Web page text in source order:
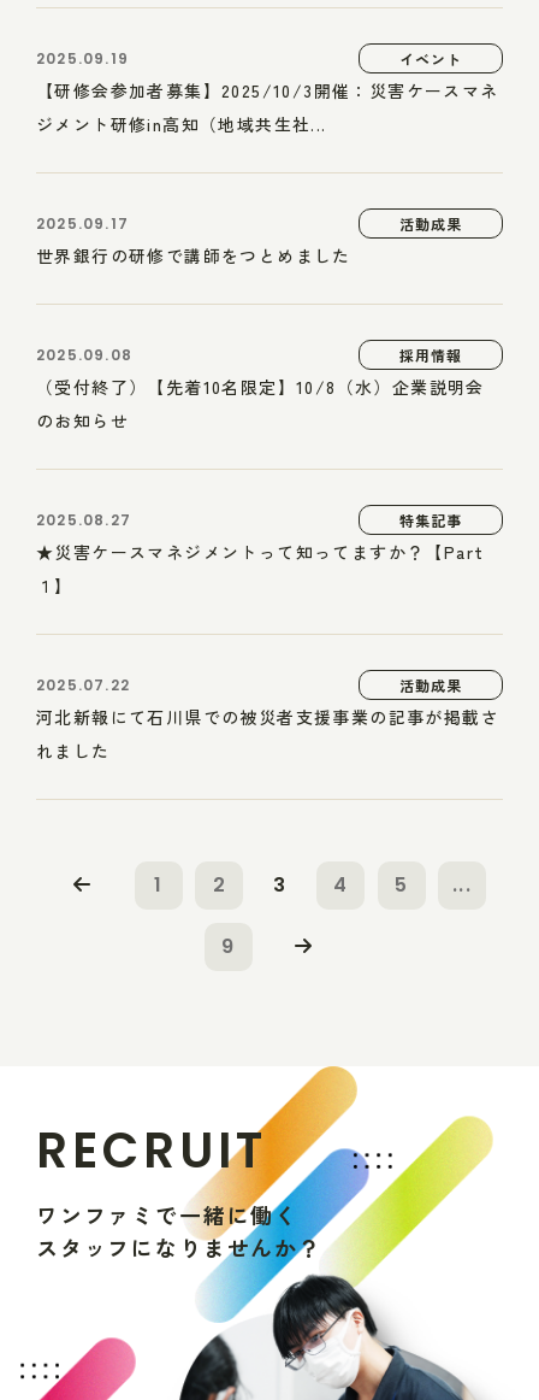
2025.09.19 イベント
【研修会参加者募集】2025/10/3開催：災害ケースマネ
ジメント研修in高知（地域共生社...
2025.09.17 活動成果
世界銀行の研修で講師をつとめました
2025.09.08 採用情報
（受付終了）【先着10名限定】10/8（水）企業説明会
のお知らせ
2025.08.27 特集記事
★災害ケースマネジメントって知ってますか？【Part
１】
2025.07.22 活動成果
河北新報にて石川県での被災者支援事業の記事が掲載さ
れました
1 2 3 4 5 ...
9
RECRUIT
ワ ン フ ァ ミ で一緒に働く
ス タ ッ フ にな りま せんか？